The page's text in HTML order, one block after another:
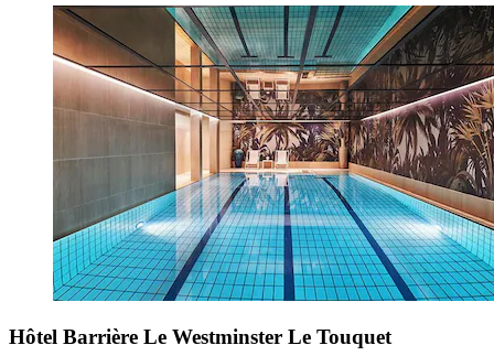
Hôtel Barrière Le Westminster Le Touquet